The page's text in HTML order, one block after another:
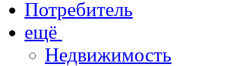
Потребитель
ещё
Недвижимость